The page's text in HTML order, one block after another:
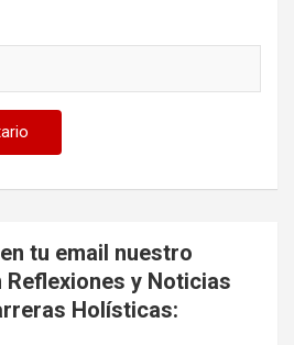
tu email nuestro
y Noticias
Holísticas: